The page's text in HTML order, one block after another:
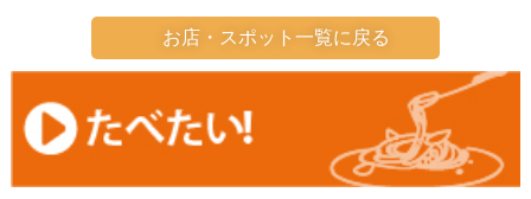
お店・スポット一覧に戻る